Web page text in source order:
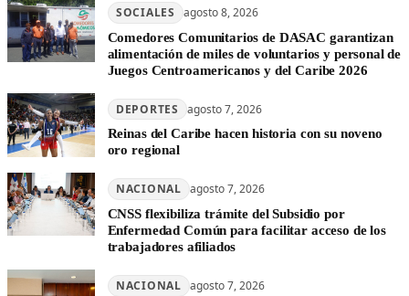
SOCIALES agosto 8, 2026
Comedores Comunitarios de DASAC garantizan
alimentación de miles de voluntarios y personal de
Juegos Centroamericanos y del Caribe 2026
DEPORTES agosto 7, 2026
Reinas del Caribe hacen historia con su noveno
oro regional
NACIONAL agosto 7, 2026
CNSS flexibiliza trámite del Subsidio por
Enfermedad Común para facilitar acceso de los
trabajadores afiliados
NACIONAL agosto 7, 2026